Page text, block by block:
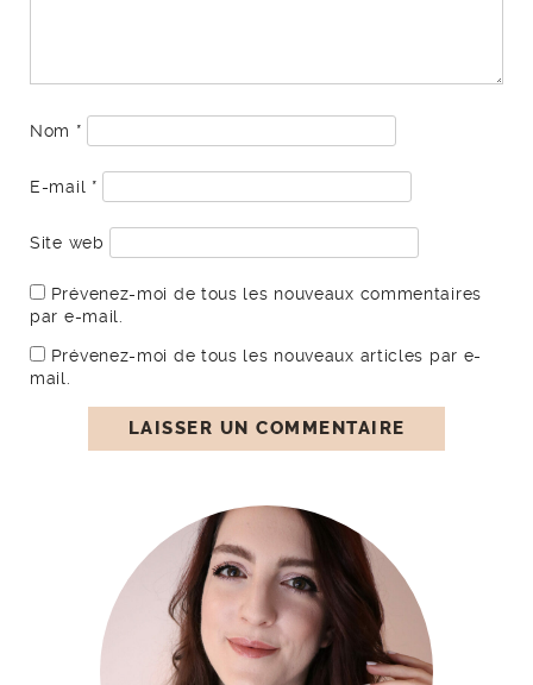
Nom *
E-mail *
Site web
Prévenez-moi de tous les nouveaux commentaires
par e-mail.
Prévenez-moi de tous les nouveaux articles par e-
mail.